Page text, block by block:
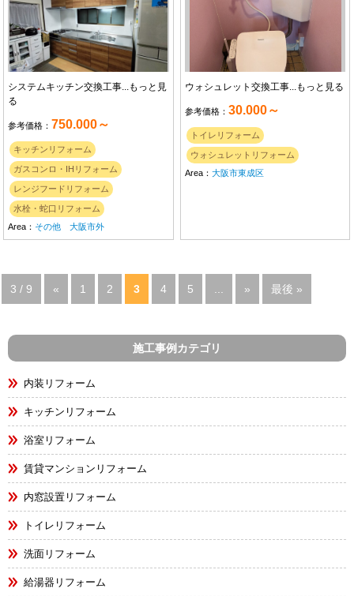
システムキッチン交換工事...もっと見
る
参考価格： 750.000～
キッチンリフォーム
ガスコンロ・IHリフォーム
レンジフードリフォーム
水栓・蛇口リフォーム
Area： その他 大阪市外
ウォシュレット交換工事...もっと見る
参考価格：30.000～
トイレリフォーム
ウォシュレットリフォーム
Area：大阪市東成区
3 / 9 « 1 2 3 4 5 ... » 最後 »
施工事例カテゴリ
内装リフォーム
キッチンリフォーム
浴室リフォーム
賃貸マンションリフォーム
内窓設置リフォーム
トイレリフォーム
洗面リフォーム
給湯器リフォーム